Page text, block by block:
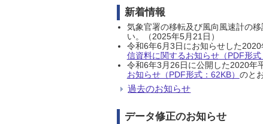
新着情報
気象官署の移転及び風向風速計の
い。（2025年5月21日）
令和6年6月3日にお知らせした
信資料に関するお知らせ（PDF形式
令和6年3月26日に公開した2020年
お知らせ（PDF形式：62KB） のと
過去のお知らせ
データ修正のお知らせ